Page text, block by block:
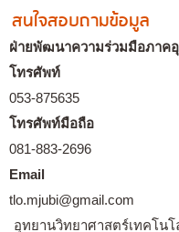
สนใจสอบถามข้อมูล
ฝ่ายพัฒนาความร่วมมือภาค
โทรศัพท์
053-875635
โทรศัพท์มือถือ
081-883-2696
Email
tlo.mjubi@gmail.com
อุทยานวิทยาศาสตร์เทคโน